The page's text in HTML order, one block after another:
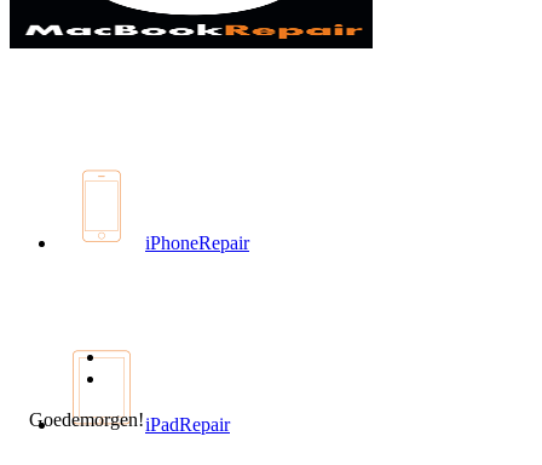
iPhoneRepair
iPadRepair
Goedemorgen!